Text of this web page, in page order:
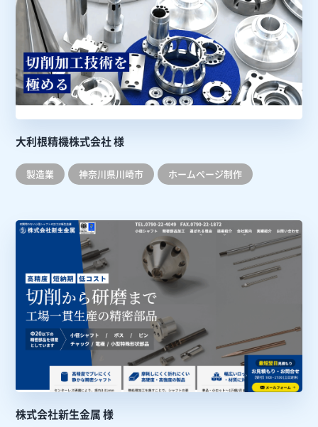
大利根精機株式会社 様
製造業 神奈川県川崎市 ホームぺージ制作
株式会社新生金属 様